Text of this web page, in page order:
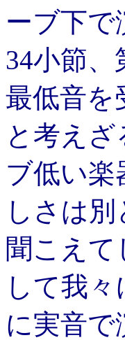
ーブ下で
34小節
最低音を
と考え
ブ低い
しさは
聞こえ
して我
に実音